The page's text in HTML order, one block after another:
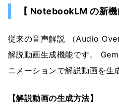
【 NotebookLM の新
従来の音声解説 （Audio
解説動画生成機能です。
ニメーションで解説動画を生
【解説動画の生成方法】